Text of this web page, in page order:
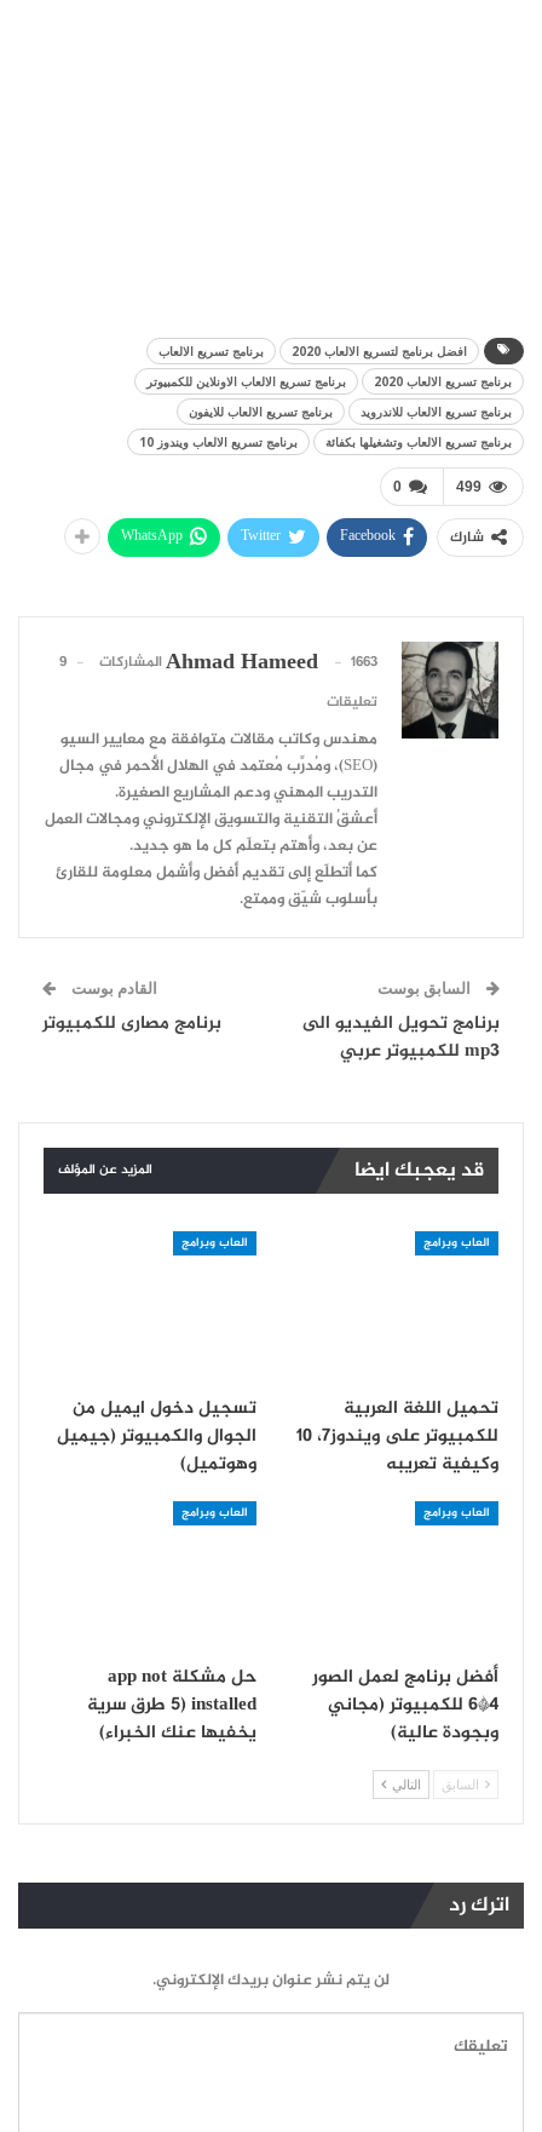
افضل برنامج لتسريع الالعاب 2020
برنامج تسريع الالعاب
برنامج تسريع الالعاب 2020
برنامج تسريع الالعاب الاونلاين للكمبيوتر
برنامج تسريع الالعاب للاندرويد
برنامج تسريع الالعاب للايفون
برنامج تسريع الالعاب وتشغيلها بكفائة
برنامج تسريع الالعاب ويندوز 10
0 499
شارك Facebook
Twitter
WhatsApp
Ahmad Hameed 1663 المشاركات
9
تعليقات
مهندس وكاتب مقالات متوافقة مع معايير السيو
(SEO)، ومُدرِّب مُعتمد في الهلال الأحمر في مجال
التدريب المهني ودعم المشاريع الصغيرة.
أعشقُ التقنية والتسويق الإلكتروني ومجالات العمل
عن بعد، وأهتم بتعلّم كل ما هو جديد.
كما أتطلّع إلى تقديم أفضل وأشمل معلومة للقارئ
بأسلوب شيّق وممتع.
السابق بوست
برنامج تحويل الفيديو الى
mp3 للكمبيوتر عربي
القادم بوست
برنامج مصارى للكمبيوتر
قد يعجبك ايضا المزيد عن المؤلف
العاب وبرامج
تحميل اللغة العربية
للكمبيوتر على ويندوز7، 10
وكيفية تعريبه
العاب وبرامج
تسجيل دخول ايميل من
الجوال والكمبيوتر (جيميل
وهوتميل)
العاب وبرامج
أفضل برنامج لعمل الصور
4*6 للكمبيوتر (مجاني
وبجودة عالية)
العاب وبرامج
حل مشكلة app not
installed (5 طرق سرية
يخفيها عنك الخبراء)
السابق التالي
اترك رد
لن يتم نشر عنوان بريدك الإلكتروني.